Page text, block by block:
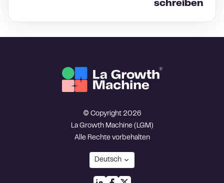
schreiben
© Copyright 2026
La Growth Machine (LGM)
Alle Rechte vorbehalten